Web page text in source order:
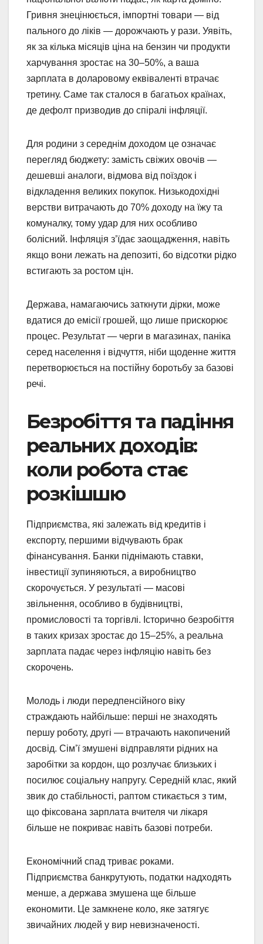
Гривня знецінюється, імпортні товари — від
пального до ліків — дорожчають у рази. Уявіть,
як за кілька місяців ціна на бензин чи продукти
харчування зростає на 30–50%, а ваша
зарплата в доларовому еквіваленті втрачає
третину. Саме так сталося в багатьох країнах,
де дефолт призводив до спіралі інфляції.
Для родини з середнім доходом це означає
перегляд бюджету: замість свіжих овочів —
дешевші аналоги, відмова від поїздок і
відкладення великих покупок. Низькодохідні
верстви витрачають до 70% доходу на їжу та
комуналку, тому удар для них особливо
болісний. Інфляція з’їдає заощадження, навіть
якщо вони лежать на депозиті, бо відсотки рідко
встигають за ростом цін.
Держава, намагаючись заткнути дірки, може
вдатися до емісії грошей, що лише прискорює
процес. Результат — черги в магазинах, паніка
серед населення і відчуття, ніби щоденне життя
перетворюється на постійну боротьбу за базові
речі.
Безробіття та падіння
реальних доходів:
коли робота стає
розкішшю
Підприємства, які залежать від кредитів і
експорту, першими відчувають брак
фінансування. Банки піднімають ставки,
інвестиції зупиняються, а виробництво
скорочується. У результаті — масові
звільнення, особливо в будівництві,
промисловості та торгівлі. Історично безробіття
в таких кризах зростає до 15–25%, а реальна
зарплата падає через інфляцію навіть без
скорочень.
Молодь і люди передпенсійного віку
страждають найбільше: перші не знаходять
першу роботу, другі — втрачають накопичений
досвід. Сім’ї змушені відправляти рідних на
заробітки за кордон, що розлучає близьких і
посилює соціальну напругу. Середній клас, який
звик до стабільності, раптом стикається з тим,
що фіксована зарплата вчителя чи лікаря
більше не покриває навіть базові потреби.
Економічний спад триває роками.
Підприємства банкрутують, податки надходять
менше, а держава змушена ще більше
економити. Це замкнене коло, яке затягує
звичайних людей у вир невизначеності.